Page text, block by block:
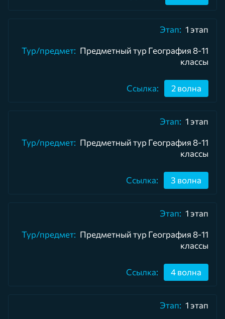
1 этап
Предметный тур География 8-11
классы
2 волна
1 этап
Предметный тур География 8-11
классы
3 волна
1 этап
Предметный тур География 8-11
классы
4 волна
1 этап